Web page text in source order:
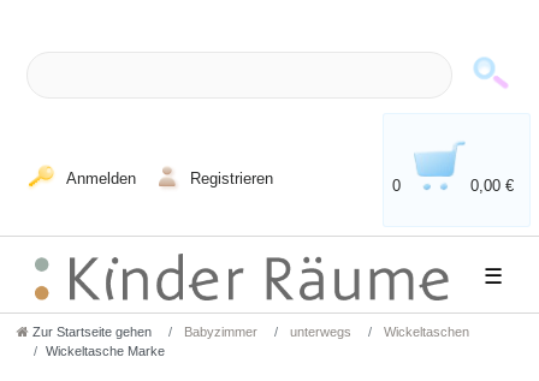
Anmelden Registrieren 0 0,00 €
☰
Zur Startseite gehen Babyzimmer unterwegs
Wickeltaschen
Wickeltasche Marke